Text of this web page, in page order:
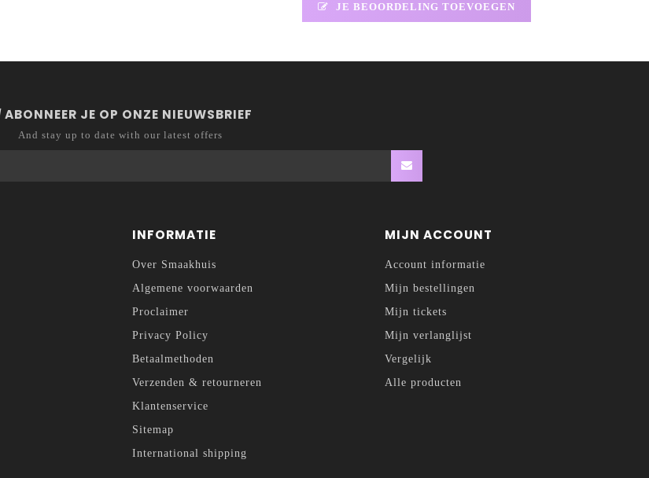
JE BEOORDELING TOEVOEGEN
ABONNEER JE OP ONZE NIEUWSBRIEF
And stay up to date with our latest offers
INFORMATIE
Over Smaakhuis
Algemene voorwaarden
Proclaimer
Privacy Policy
Betaalmethoden
Verzenden & retourneren
Klantenservice
Sitemap
International shipping
MIJN ACCOUNT
Account informatie
Mijn bestellingen
Mijn tickets
Mijn verlanglijst
Vergelijk
Alle producten